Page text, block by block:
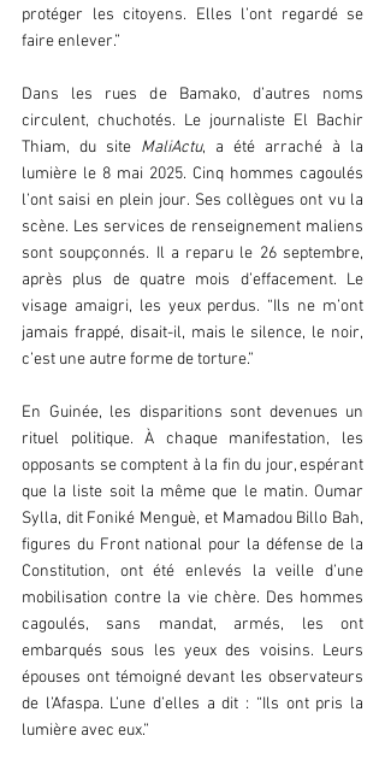
protéger les citoyens. Elles l’ont regardé se
faire enlever.”
Dans les rues de Bamako, d’autres noms
circulent, chuchotés. Le journaliste El Bachir
Thiam, du site MaliActu, a été arraché à la
lumière le 8 mai 2025. Cinq hommes cagoulés
l’ont saisi en plein jour. Ses collègues ont vu la
scène. Les services de renseignement maliens
sont soupçonnés. Il a reparu le 26 septembre,
après plus de quatre mois d’effacement. Le
visage amaigri, les yeux perdus. “Ils ne m’ont
jamais frappé, disait-il, mais le silence, le noir,
c’est une autre forme de torture.”
En Guinée, les disparitions sont devenues un
rituel politique. À chaque manifestation, les
opposants se comptent à la fin du jour, espérant
que la liste soit la même que le matin. Oumar
Sylla, dit Foniké Menguè, et Mamadou Billo Bah,
figures du Front national pour la défense de la
Constitution, ont été enlevés la veille d’une
mobilisation contre la vie chère. Des hommes
cagoulés, sans mandat, armés, les ont
embarqués sous les yeux des voisins. Leurs
épouses ont témoigné devant les observateurs
de l’Afaspa. L’une d’elles a dit : “Ils ont pris la
lumière avec eux.”